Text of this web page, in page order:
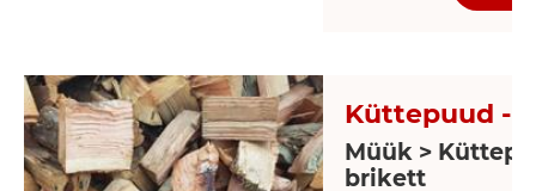
Küttepuud -
Müük >
brikett